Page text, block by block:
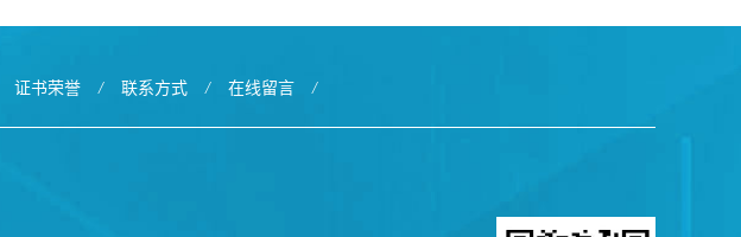
证书荣誉 / 联系方式 / 在线留言 /